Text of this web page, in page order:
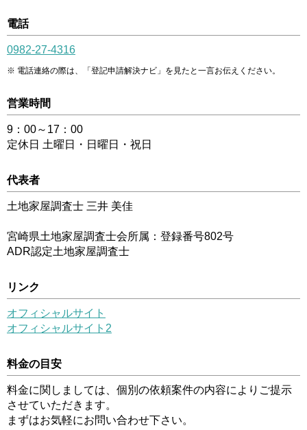
電話
0982-27-4316
電話連絡の際は、「登記申請解決ナビ」を見たと一言お伝えください。
営業時間
9：00～17：00
定休日 土曜日・日曜日・祝日
代表者
土地家屋調査士 三井 美佳
宮崎県土地家屋調査士会所属：登録番号802号
ADR認定土地家屋調査士
リンク
オフィシャルサイト
オフィシャルサイト2
料金の目安
料金に関しましては、個別の依頼案件の内容によりご提示
させていただきます。
まずはお気軽にお問い合わせ下さい。